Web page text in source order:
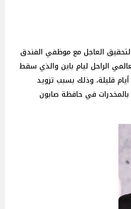
التحقيق العاجل مع موظفي الفندق
الراحل ليام باين والذي سقط
قليلة، وذلك بسبب تزويد
في حافظة صابون